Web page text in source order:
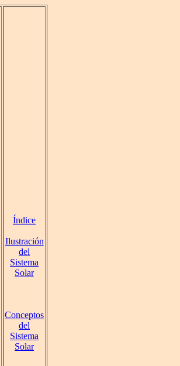
Índice
Ilustración
del
Sistema
Solar
Conceptos
del
Sistema
Solar